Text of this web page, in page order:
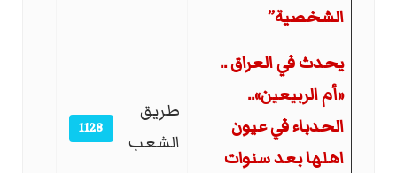
الشخصية”
يحدث في العراق ..
«أم الربيعين»..
الحدباء في عيون
اهلها بعد سنوات
طريق
الشعب
1128